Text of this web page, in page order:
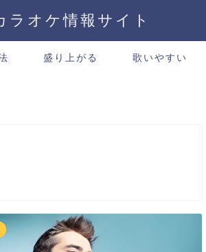
ラオケ情報サイト
盛り上がる 歌いやすい